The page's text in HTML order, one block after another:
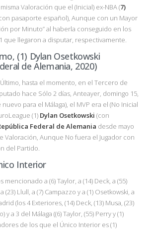
Valoración que el (Inicial) ex-NBA (7)
pasaporte español), Aunque con un Mayor
por Minuto” al haberla conseguido en los
que llegaron a disputar, respectivamente.
(1) Dylan Osetkowski
de Alemania, 2020)
hasta el momento, en el Tercero de
hace Sólo 2 días, Anteayer, domingo 15,
nuevo para el Málaga), el MVP era el (No Inicial
(1) Dylan Osetkowski (con
Federal de Alemania desde mayo
Valoración, Aunque No fuera el Jugador con
del Partido.
Interior
mencionado a (6) Taylor, a (14) Deck, a (55)
(23) Llull, a (7) Campazzo y a (1) Osetkowski, a
(los 4 Exteriores, (14) Deck, (13) Musa, (23)
y a 3 del Málaga ((6) Taylor, (55) Perry y (1)
de los que el Único Interior es (1)